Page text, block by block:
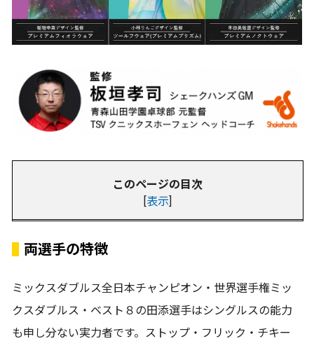
このページの目次
[表示]
両選手の特徴
ミックスダブルス全日本チャンピオン・世界選手権ミッ
クスダブルス・ベスト８の田添選手はシングルスの能力
も申し分ない実力者です。ストップ・フリック・チキー